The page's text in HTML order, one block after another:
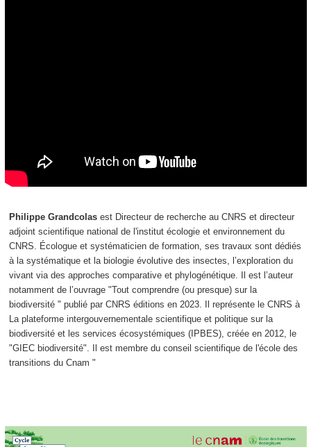
Philippe Grandcolas est Directeur de recherche au CNRS et directeur
adjoint scientifique national de l'institut écologie et environnement du
CNRS. Écologue et systématicien de formation, ses travaux sont dédiés
à la systématique et la biologie évolutive des insectes, l’exploration du
vivant via des approches comparative et phylogénétique. Il est l’auteur
notamment de l’ouvrage "Tout comprendre (ou presque) sur la
biodiversité " publié par CNRS éditions en 2023. Il représente le CNRS à
La plateforme intergouvernementale scientifique et politique sur la
biodiversité et les services écosystémiques (IPBES), créée en 2012, le
"GIEC biodiversité". Il est membre du conseil scientifique de l'école des
transitions du Cnam "